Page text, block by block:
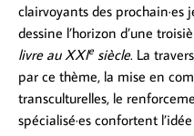
clairvoyants des prochain·es
dessine l’horizon d’une
livre au XXIe siècle. La
par ce thème, la mise en
transculturelles, le
spécialisé·es confortent